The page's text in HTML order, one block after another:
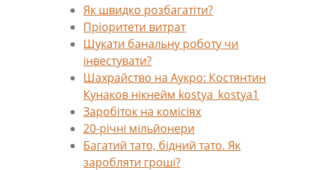
Як швидко розбагатіти?
Пріоритети витрат
Шукати банальну роботу чи
інвестувати?
Шахрайство на Аукро: Костянтин
Кунаков нікнейм kostya_kostya1
Заробіток на комісіях
20-річні мільйонери
Багатий тато, бідний тато. Як
заробляти гроші?